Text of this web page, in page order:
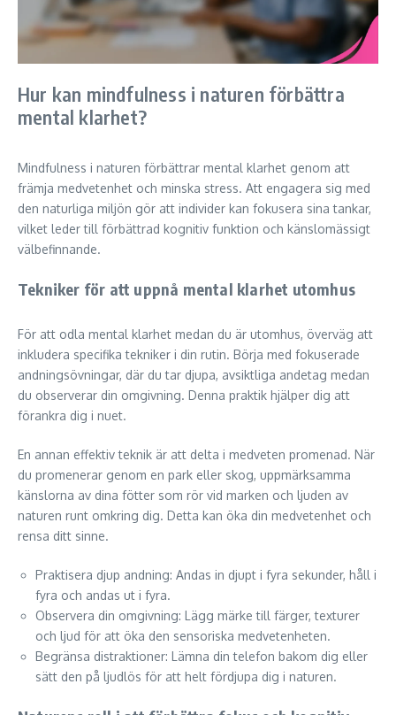
Hur kan mindfulness i naturen förbättra
mental klarhet?
Mindfulness i naturen förbättrar mental klarhet genom att
främja medvetenhet och minska stress. Att engagera sig med
den naturliga miljön gör att individer kan fokusera sina tankar,
vilket leder till förbättrad kognitiv funktion och känslomässigt
välbefinnande.
Tekniker för att uppnå mental klarhet utomhus
För att odla mental klarhet medan du är utomhus, överväg att
inkludera specifika tekniker i din rutin. Börja med fokuserade
andningsövningar, där du tar djupa, avsiktliga andetag medan
du observerar din omgivning. Denna praktik hjälper dig att
förankra dig i nuet.
En annan effektiv teknik är att delta i medveten promenad. När
du promenerar genom en park eller skog, uppmärksamma
känslorna av dina fötter som rör vid marken och ljuden av
naturen runt omkring dig. Detta kan öka din medvetenhet och
rensa ditt sinne.
Praktisera djup andning: Andas in djupt i fyra sekunder, håll i
fyra och andas ut i fyra.
Observera din omgivning: Lägg märke till färger, texturer
och ljud för att öka den sensoriska medvetenheten.
Begränsa distraktioner: Lämna din telefon bakom dig eller
sätt den på ljudlös för att helt fördjupa dig i naturen.